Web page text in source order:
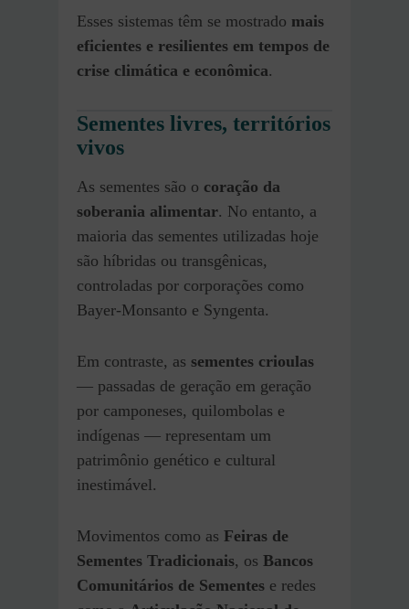
Esses sistemas têm se mostrado mais
eficientes e resilientes em tempos de
crise climática e econômica.
Sementes livres, territórios
vivos
As sementes são o coração da
soberania alimentar. No entanto, a
maioria das sementes utilizadas hoje
são híbridas ou transgênicas,
controladas por corporações como
Bayer-Monsanto e Syngenta.
Em contraste, as sementes crioulas
— passadas de geração em geração
por camponeses, quilombolas e
indígenas — representam um
patrimônio genético e cultural
inestimável.
Movimentos como as Feiras de
Sementes Tradicionais, os Bancos
Comunitários de Sementes e redes